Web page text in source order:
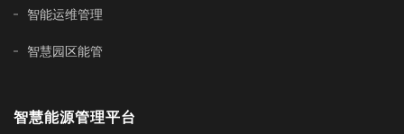
智能运维管理
智慧园区能管
智慧能源管理平台